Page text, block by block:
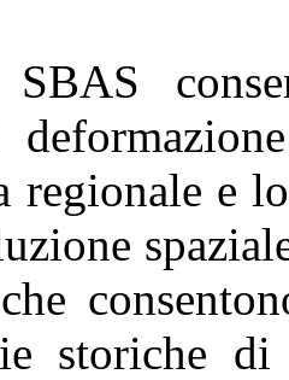
SBAS
regionale e
storiche di